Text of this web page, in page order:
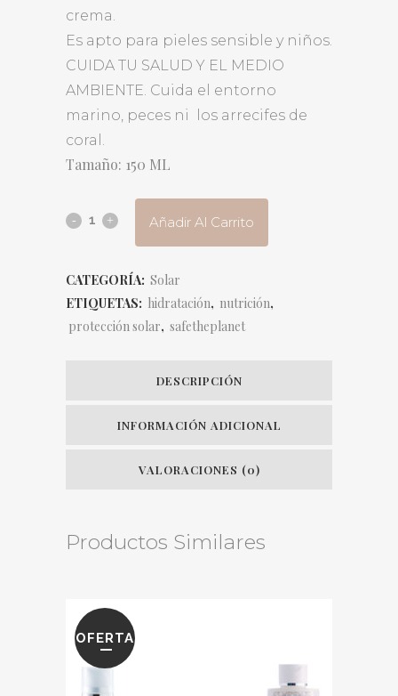
crema.
Es apto para pieles sensible y niños.
CUIDA TU SALUD Y EL MEDIO
AMBIENTE. Cuida el entorno
marino, peces ni los arrecifes de
coral.
Tamaño: 150 ML
Añadir Al Carrito
CATEGORÍA: Solar
ETIQUETAS: hidratación, nutrición,
protección solar, safetheplanet
DESCRIPCIÓN
INFORMACIÓN ADICIONAL
VALORACIONES (0)
Productos Similares
OFERTA